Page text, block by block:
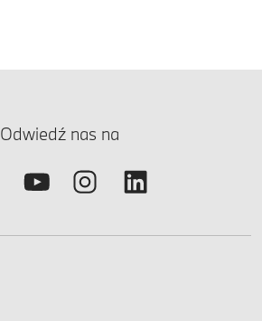
Odwiedź nas na